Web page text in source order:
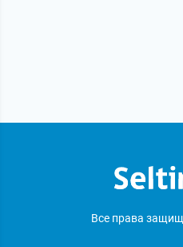
Все права